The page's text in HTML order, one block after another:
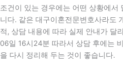
조건이 있는 경우에는 어떤 상황에서
니다. 같은 대구이혼전문변호사라도
적, 상담 내용에 따라 실제 안내가 달
06일 16시24분 따라서 상담 후에는
을 다시 정리해 두는 것이 좋습니다.